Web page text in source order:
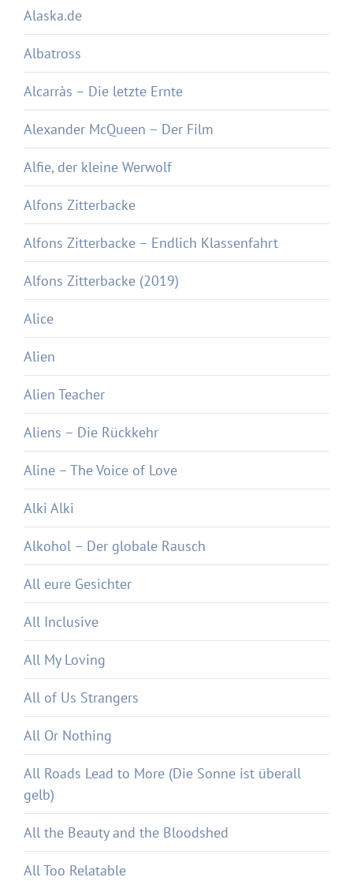
Alaska.de
Albatross
Alcarràs – Die letzte Ernte
Alexander McQueen – Der Film
Alfie, der kleine Werwolf
Alfons Zitterbacke
Alfons Zitterbacke – Endlich Klassenfahrt
Alfons Zitterbacke (2019)
Alice
Alien
Alien Teacher
Aliens – Die Rückkehr
Aline – The Voice of Love
Alki Alki
Alkohol – Der globale Rausch
All eure Gesichter
All Inclusive
All My Loving
All of Us Strangers
All Or Nothing
All Roads Lead to More (Die Sonne ist überall
gelb)
All the Beauty and the Bloodshed
All Too Relatable